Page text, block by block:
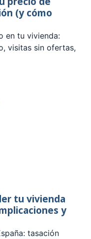
(y cómo
en tu vivienda:
visitas sin ofertas,
tu vivienda
y
tasación